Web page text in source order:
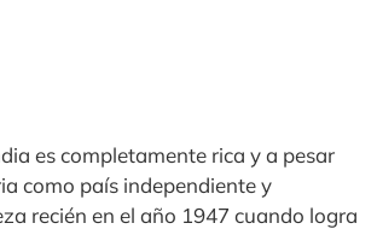
es completamente rica y a pesar
como país independiente y
recién en el año 1947 cuando logra